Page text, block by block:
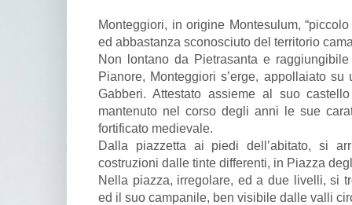
Monteggiori, in origine Montesulum,
ed abbastanza sconosciuto del territorio
Non lontano da Pietrasanta e
Pianore, Monteggiori s’erge, appollaiato
Gabberi. Attestato assieme al suo
mantenuto nel corso degli anni le sue
fortificato medievale.
Dalla piazzetta ai piedi dell’abitato, si
costruzioni dalle tinte differenti, in Piazza
Nella piazza, irregolare, ed a due livelli, si
ed il suo campanile, ben visibile dalle valli